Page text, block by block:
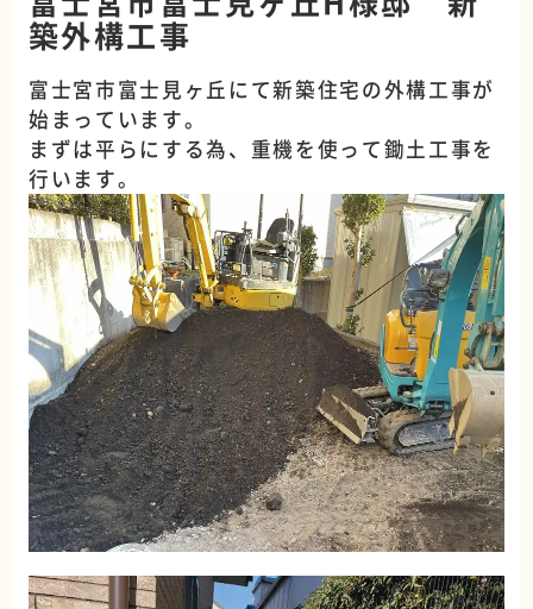
築外構工事
富士宮市富士見ヶ丘にて新築住宅の外構工事が
始まっています。
まずは平らにする為、重機を使って鋤土工事を
行います。